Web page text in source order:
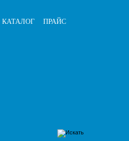
КАТАЛОГ ПРАЙС